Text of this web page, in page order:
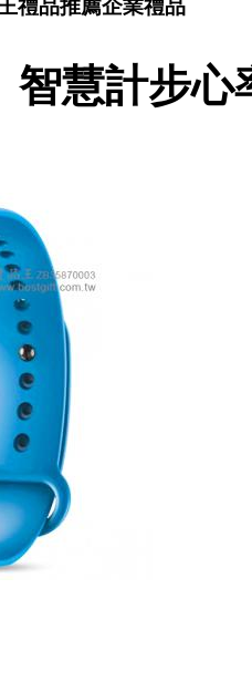
推薦企業禮品
智慧計步心